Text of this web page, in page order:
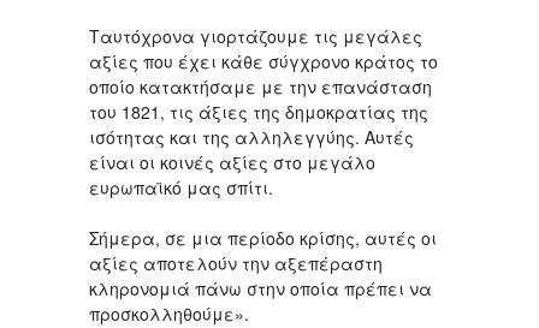
Ταυτόχρονα γιορτάζουμε τις μεγάλες
αξίες που έχει κάθε σύγχρονο κράτος το
οποίο κατακτήσαμε με την επανάσταση
του 1821, τις άξιες της δημοκρατίας της
ισότητας και της αλληλεγγύης. Αυτές
είναι οι κοινές αξίες στο μεγάλο
ευρωπαϊκό μας σπίτι.
Σήμερα, σε μια περίοδο κρίσης, αυτές οι
αξίες αποτελούν την αξεπέραστη
κληρονομιά πάνω στην οποία πρέπει να
προσκολληθούμε».